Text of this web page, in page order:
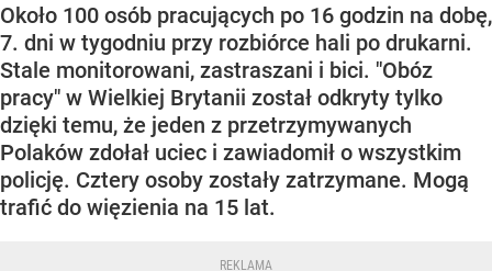
Około 100 osób pracujących po 16 godzin na dobę,
7. dni w tygodniu przy rozbiórce hali po drukarni.
Stale monitorowani, zastraszani i bici. "Obóz
pracy" w Wielkiej Brytanii został odkryty tylko
dzięki temu, że jeden z przetrzymywanych
Polaków zdołał uciec i zawiadomił o wszystkim
policję. Cztery osoby zostały zatrzymane. Mogą
trafić do więzienia na 15 lat.